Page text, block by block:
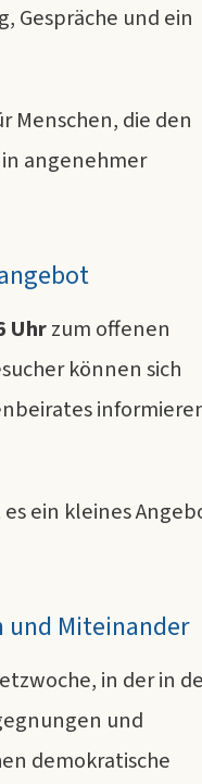
Gespräche und ein
Menschen, die den
angenehmer
Uhrzum offenen
können sich
ein kleines
und Miteinander
in der in
und
demokratische